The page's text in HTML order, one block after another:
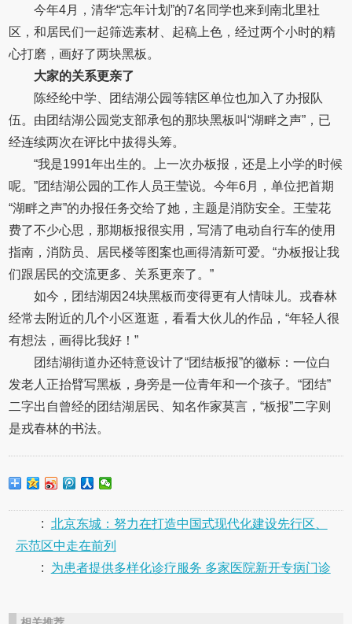
今年4月，清华“忘年计划”的7名同学也来到南北里社
区，和居民们一起筛选素材、起稿上色，经过两个小时的精
心打磨，画好了两块黑板。
大家的关系更亲了
陈经纶中学、团结湖公园等辖区单位也加入了办报队
伍。由团结湖公园党支部承包的那块黑板叫“湖畔之声”，已
经连续两次在评比中拔得头筹。
“我是1991年出生的。上一次办板报，还是上小学的时候
呢。”团结湖公园的工作人员王莹说。今年6月，单位把首期
“湖畔之声”的办报任务交给了她，主题是消防安全。王莹花
费了不少心思，那期板报很实用，写清了电动自行车的使用
指南，消防员、居民楼等图案也画得清新可爱。“办板报让我
们跟居民的交流更多、关系更亲了。”
如今，团结湖因24块黑板而变得更有人情味儿。戎春林
经常去附近的几个小区逛逛，看看大伙儿的作品，“年轻人很
有想法，画得比我好！”
团结湖街道办还特意设计了“团结板报”的徽标：一位白
发老人正抬臂写黑板，身旁是一位青年和一个孩子。“团结”
二字出自曾经的团结湖居民、知名作家莫言，“板报”二字则
是戎春林的书法。
: 北京东城：努力在打造中国式现代化建设先行区、
示范区中走在前列
:
为患者提供多样化诊疗服务 多家医院新开专病门诊